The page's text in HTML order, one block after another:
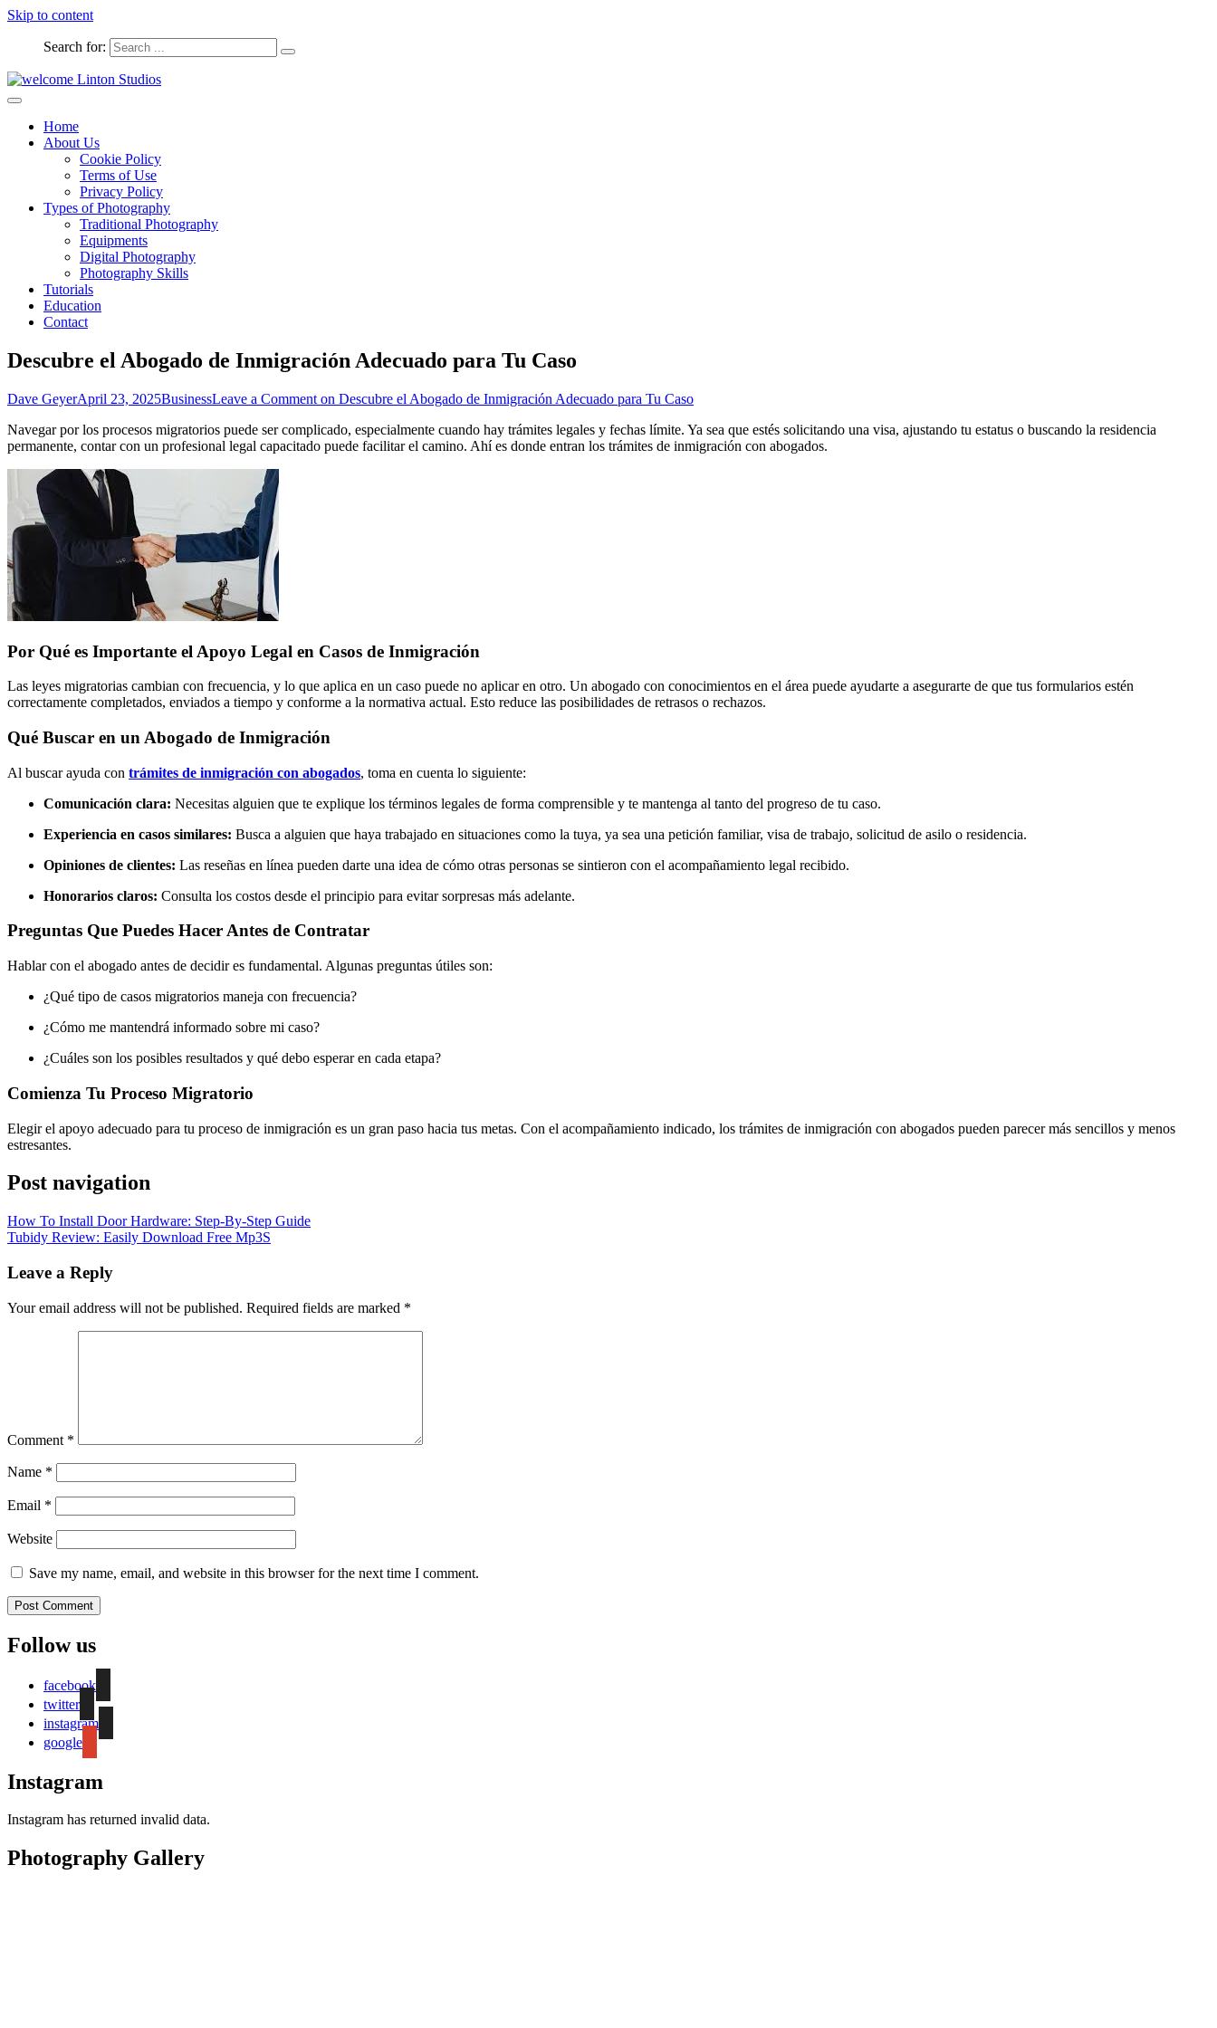
Skip to content
Search for:
welcome Linton Studios
Home
About Us
Cookie Policy
Terms of Use
Privacy Policy
Types of Photography
Traditional Photography
Equipments
Digital Photography
Photography Skills
Tutorials
Education
Contact
Descubre el Abogado de Inmigración Adecuado para Tu Caso
Dave GeyerApril 23, 2025BusinessLeave a Comment on Descubre el Abogado de Inmigración Adecuado para Tu Caso
Navegar por los procesos migratorios puede ser complicado, especialmente cuando hay trámites legales y fechas límite. Ya sea que estés solicitando una visa, ajustando tu estatus o buscando la residencia
permanente, contar con un profesional legal capacitado puede facilitar el camino. Ahí es donde entran los trámites de inmigración con abogados.
Por Qué es Importante el Apoyo Legal en Casos de Inmigración
Las leyes migratorias cambian con frecuencia, y lo que aplica en un caso puede no aplicar en otro. Un abogado con conocimientos en el área puede ayudarte a asegurarte de que tus formularios estén
correctamente completados, enviados a tiempo y conforme a la normativa actual. Esto reduce las posibilidades de retrasos o rechazos.
Qué Buscar en un Abogado de Inmigración
Al buscar ayuda con trámites de inmigración con abogados, toma en cuenta lo siguiente:
Comunicación clara: Necesitas alguien que te explique los términos legales de forma comprensible y te mantenga al tanto del progreso de tu caso.
Experiencia en casos similares: Busca a alguien que haya trabajado en situaciones como la tuya, ya sea una petición familiar, visa de trabajo, solicitud de asilo o residencia.
Opiniones de clientes: Las reseñas en línea pueden darte una idea de cómo otras personas se sintieron con el acompañamiento legal recibido.
Honorarios claros: Consulta los costos desde el principio para evitar sorpresas más adelante.
Preguntas Que Puedes Hacer Antes de Contratar
Hablar con el abogado antes de decidir es fundamental. Algunas preguntas útiles son:
¿Qué tipo de casos migratorios maneja con frecuencia?
¿Cómo me mantendrá informado sobre mi caso?
¿Cuáles son los posibles resultados y qué debo esperar en cada etapa?
Comienza Tu Proceso Migratorio
Elegir el apoyo adecuado para tu proceso de inmigración es un gran paso hacia tus metas. Con el acompañamiento indicado, los trámites de inmigración con abogados pueden parecer más sencillos y menos
estresantes.
Post navigation
How To Install Door Hardware: Step-By-Step Guide
Tubidy Review: Easily Download Free Mp3S
Leave a Reply
Your email address will not be published. Required fields are marked *
Comment *
Name *
Email *
Website
Save my name, email, and website in this browser for the next time I comment.
Follow us
facebook
twitter
instagram
google
Instagram
Instagram has returned invalid data.
Photography Gallery